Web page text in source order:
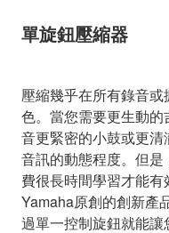
單旋鈕壓縮器
壓縮幾乎在所有錄音
色。當您需要更生動
音更緊密的小鼓或更
音訊的動態程度。但
費很長時間學習才能
Yamaha原創的創新產
過單一控制旋鈕就能讓